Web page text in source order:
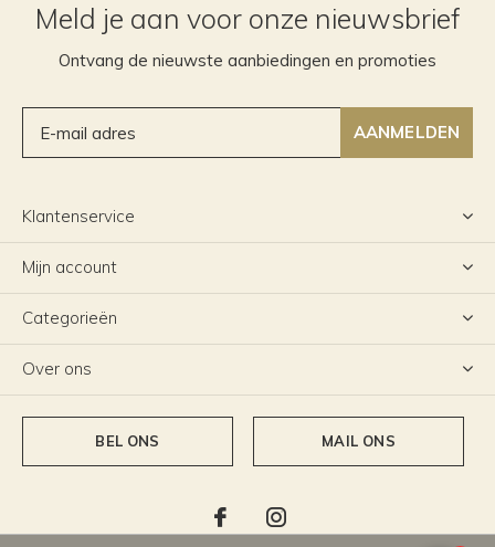
Meld je aan voor onze nieuwsbrief
Ontvang de nieuwste aanbiedingen en promoties
AANMELDEN
Klantenservice
Mijn account
Categorieën
Over ons
BEL ONS MAIL ONS